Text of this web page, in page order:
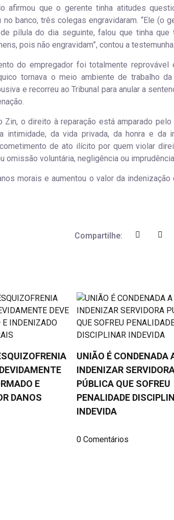
afirmou que o gerente tinha atitudes
banco, três colegas engravidaram. “Ele (o
pílula do dia seguinte, falou que tinha que
pois não engravidam”, contou a testemunha.
do empregador foi totalmente reprovável
tornava o meio ambiente de trabalho da
e recorreu ao Tribunal para anular a
o direito à reparação está amparado
da vida privada, da honra e da
de ato ilícito por quem violar
omissão voluntária, negligência ou imprudência.
morais e aumentou o valor da indenização
Compartilhe:
E
DANOS
UNIÃO É CONDENADA
INDENIZAR
PÚBLICA QUE SOFREU
PENALIDADE
INDEVIDA
0 Comentários